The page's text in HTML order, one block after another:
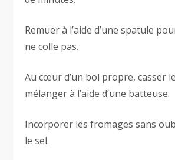
Remuer à l’aide d’une spatule
ne colle pas.
Au cœur d’un bol propre, casser
mélanger à l’aide d’une batteuse.
Incorporer les fromages sans
le sel.